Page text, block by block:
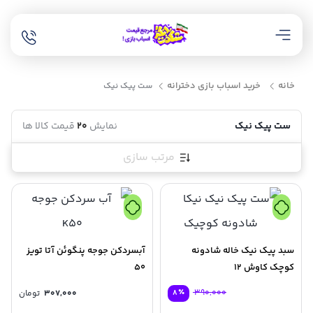
خانه خرید اسباب بازی دخترانه ست پیک نیک
ست پیک نیک نمایش 20قیمت کالا ها
مرتب سازی
سبد پیک نیک خاله شادونه
کوچک کاوش 12
٪8 390,000
آبسردکن جوجه پنگوئن آتا تویز
50
307,000 تومان